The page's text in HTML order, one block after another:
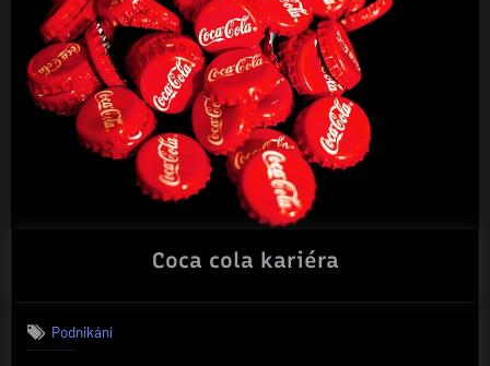
Coca cola kariéra
Podnikání